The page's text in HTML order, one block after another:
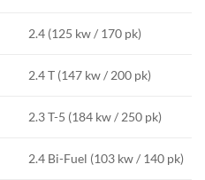
2.4 (125 kw / 170 pk)
2.4 T (147 kw / 200 pk)
2.3 T-5 (184 kw / 250 pk)
2.4 Bi-Fuel (103 kw / 140 pk)